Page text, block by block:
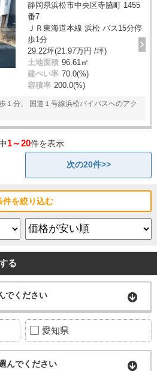
静岡県浜松市中央区寺脇町 1455
番7
ＪＲ東海道本線 浜松 バス15分停
歩1分
29.22坪(21.97万円 /坪)
土地面積 96.61㎡
建ぺい率 70.0(%)
容積率 200.0(%)
１分、 国道１号線浜松バイパスへのアク
1～20件を表示
次の20件>>
件を絞り込む
る
でください
愛知県
んでください